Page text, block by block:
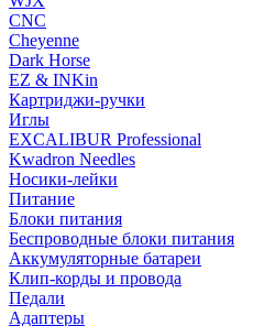
CNC
Cheyenne
Dark Horse
EZ & INKin
Картриджи-ручки
Иглы
EXCALIBUR Professional
Kwadron Needles
Носики-лейки
Питание
Блоки питания
Беспроводные блоки питания
Аккумуляторные батареи
Клип-корды и провода
Педали
Адаптеры